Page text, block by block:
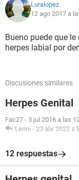
Luralopez
12 ago 2017 a
Bueno puede que
herpes labial por
Discusiones similares
Herpes Genital
Fac27 - 3 jul 2016 a las
Lenni - 23 abr 2022 a
12 respuestas